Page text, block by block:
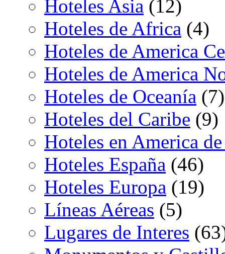
Hoteles Asia (12)
Hoteles de Africa (4)
Hoteles de America
Hoteles de America
Hoteles de Oceanía (7)
Hoteles del Caribe (9)
Hoteles en America
Hoteles España (46)
Hoteles Europa (19)
Líneas Aéreas (5)
Lugares de Interes